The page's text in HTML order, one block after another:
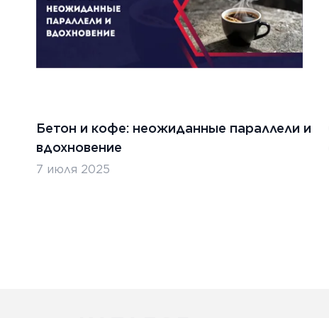
Бетон и кофе: неожиданные параллели и
вдохновение
7 июля 2025